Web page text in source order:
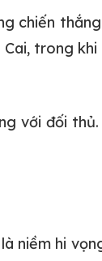
chiến
trong
với đối
hi